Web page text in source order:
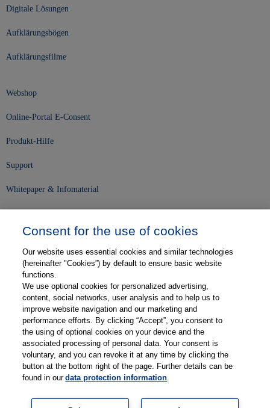
Digitale Lösungen
Aufklärungsbögen
Aufklärungsfilme
Webshop
Online-Portal E-Consent
Produkt-Hilfe
Support
Whitepaper & Infomaterial
Karriere
Kontakt
Web-Semniare
Anwenderberichte
Partner
Consent for the use of cookies
Our website uses essential cookies and similar technologies
(hereinafter "Cookies”) by default to ensure basic website
functions.
We use optional cookies for personalized advertising,
content, social networks, user analysis and to help us to
improve website navigation and our marketing and
performance efforts. By clicking “Accept”, you consent to
the using of optional cookies on your device and the
associated processing of personal data. Your consent is
voluntary, and you can revoke it at any time by clicking the
button at the bottom right of the page. Further details can be
found in ourdata protection information.